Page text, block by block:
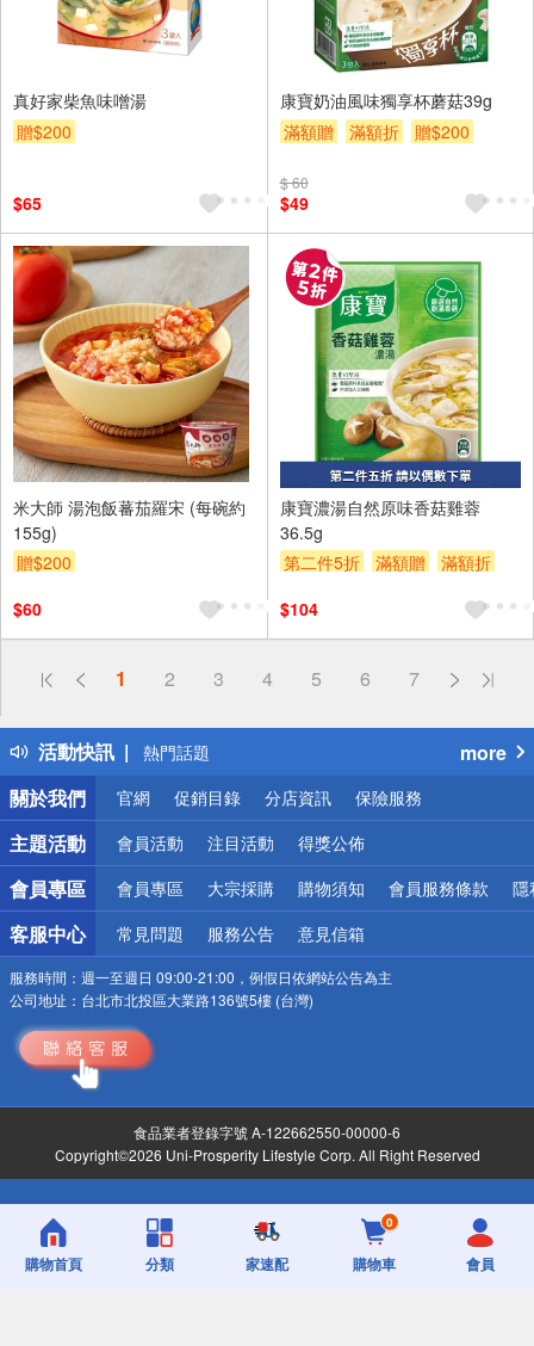
真好家柴魚味噌湯
贈$200
$65
康寶奶油風味獨享杯蘑菇39g
滿額贈
滿額折 贈$200
$ 60
$49
米大師 湯泡飯蕃茄羅宋 (每碗約
155g)
贈$200
$60
康寶濃湯自然原味香菇雞蓉
36.5g
第二件5折
滿額贈
滿額折
$104
1 2 3 4 5 6 7
活動快訊
偏遠地區配送
得獎公告
熱門話題
銀行優惠
偏遠地區配送
詐騙網頁！請小心！
more
關於我們
官網 促銷目錄 分店資訊 保險服務
主題活動 會員活動 注目活動 得獎公佈
會員專區 會員專區 大宗採購 購物須知 會員服務條款 隱
客服中心 常見問題 服務公告 意見信箱
服務時間： 週一至週日 09:00-21:00，例假日依網站公告為主
公司地址： 台北市北投區大業路136號5樓 (台灣)
食品業者登錄字號 A-122662550-00000-6
Copyright©2026 Uni-Prosperity Lifestyle Corp. All Right Reserved
購物首頁 分類 家速配
0
購物車 會員